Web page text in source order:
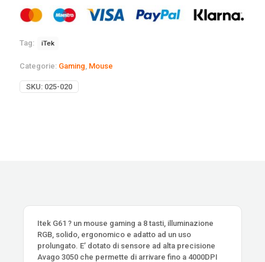
Tag: iTek
Categorie: Gaming Mouse
SKU: 025-020
Itek G61 ? un mouse gaming a 8 tasti, illuminazione
RGB, solido, ergonomico e adatto ad un uso
prolungato. E’ dotato di sensore ad alta precisione
Avago 3050 che permette di arrivare fino a 4000DPI